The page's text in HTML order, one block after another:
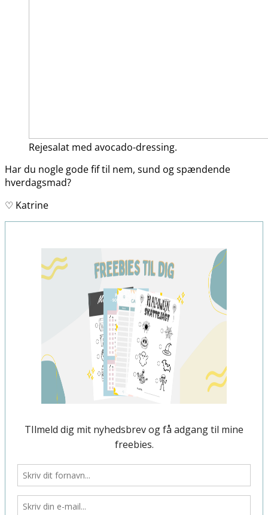
Rejesalat med avocado-dressing.
Har du nogle gode fif til nem, sund og spændende
hverdagsmad?
♡ Katrine